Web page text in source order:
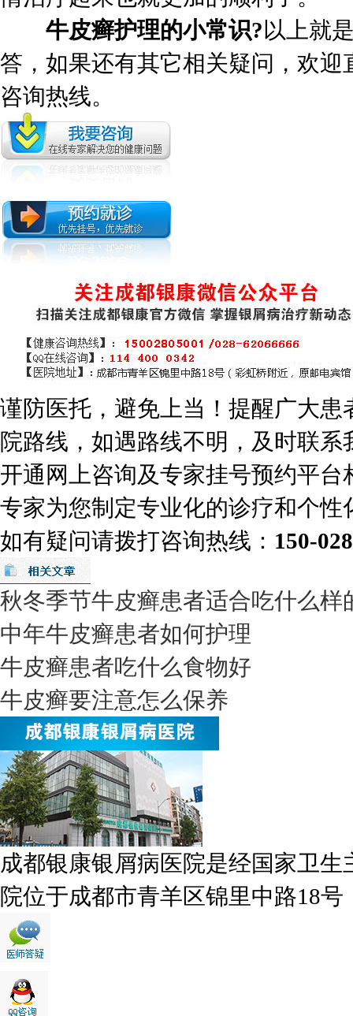
牛皮癣护理的小常识? 以上就
答，如果还有其它相关疑问，欢
咨询热线。
谨防医托，避免上当！提醒广大
院路线，如遇路线不明，及时联
开通网上咨询及专家挂号预约平
专家为您制定专业化的诊疗和个
如有疑问请拨打咨询热线： 150-
秋冬季节牛皮癣患者适合吃什么样
中年牛皮癣患者如何护理
牛皮癣患者吃什么食物好
牛皮癣要注意怎么保养
成都银康银屑病医院是经国家卫
院位于成都市青羊区锦里中路18